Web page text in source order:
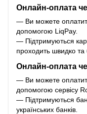
Онлайн-оплата
— Ви можете
допомогою LiqPay.
— Підтримуються
проходить швидко та
Онлайн-оплата
— Ви можете
допомогою сервісу
— Підтримуються
українських банків.